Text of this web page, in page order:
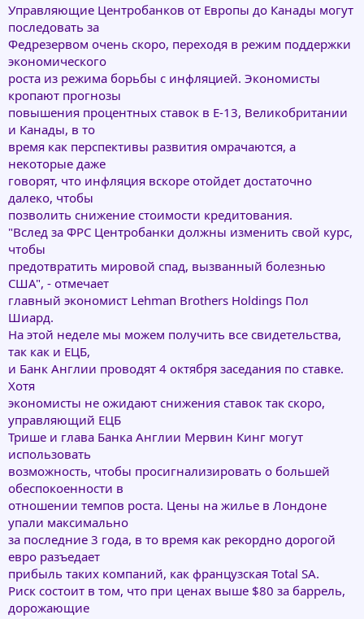
Управляющие Центробанков от Европы до Канады могут
последовать за
Федрезервом очень скоро, переходя в режим поддержки
экономического
роста из режима борьбы с инфляцией. Экономисты
кропают прогнозы
повышения процентных ставок в Е-13, Великобритании
и Канады, в то
время как перспективы развития омрачаются, а
некоторые даже
говорят, что инфляция вскоре отойдет достаточно
далеко, чтобы
позволить снижение стоимости кредитования.
"Вслед за ФРС Центробанки должны изменить свой курс,
чтобы
предотвратить мировой спад, вызванный болезнью
США", - отмечает
главный экономист Lehman Brothers Holdings Пол
Шиард.
На этой неделе мы можем получить все свидетельства,
так как и ЕЦБ,
и Банк Англии проводят 4 октября заседания по ставке.
Хотя
экономисты не ожидают снижения ставок так скоро,
управляющий ЕЦБ
Трише и глава Банка Англии Мервин Кинг могут
использовать
возможность, чтобы просигнализировать о большей
обеспокоенности в
отношении темпов роста. Цены на жилье в Лондоне
упали максимально
за последние 3 года, в то время как рекордно дорогой
евро разъедает
прибыль таких компаний, как французская Total SA.
Риск состоит в том, что при ценах выше $80 за баррель,
дорожающие